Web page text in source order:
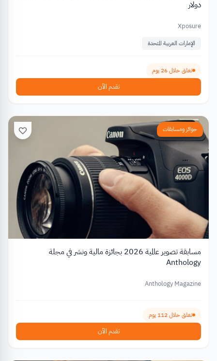
دولار
Xposure
الإمارات العربية المتحدة
تغلق خلال 26 يوم
تقدم الآن
جوائز ومسابقات
مسابقة تصوير عالمية 2026 بجائزة مالية ونشر في مجلة
Anthology
Anthology Magazine
تغلق خلال 112 يوم
تقدم الآن